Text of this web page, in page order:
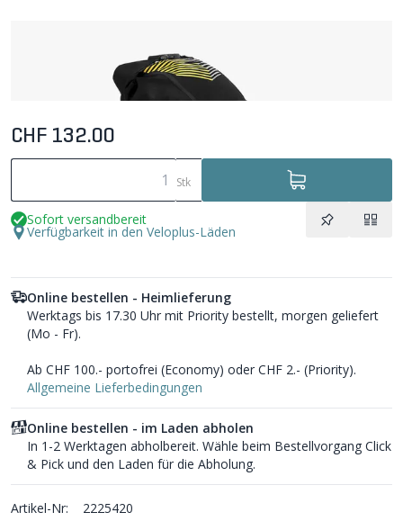
CHF 132.00
Stk
Sofort versandbereit
Verfügbarkeit in den Veloplus-Läden
Online bestellen - Heimlieferung
Werktags bis 17.30 Uhr mit Priority bestellt, morgen geliefert
(Mo - Fr).
Ab CHF 100.- portofrei (Economy) oder CHF 2.- (Priority).
Allgemeine Lieferbedingungen
Online bestellen - im Laden abholen
In 1-2 Werktagen abholbereit. Wähle beim Bestellvorgang Click
& Pick und den Laden für die Abholung.
Artikel-Nr: 2225420